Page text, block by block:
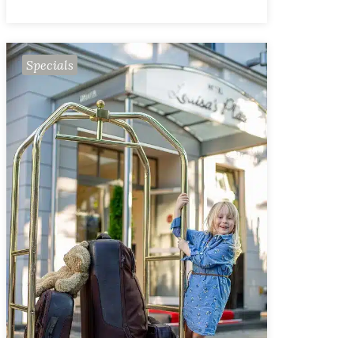
Specials